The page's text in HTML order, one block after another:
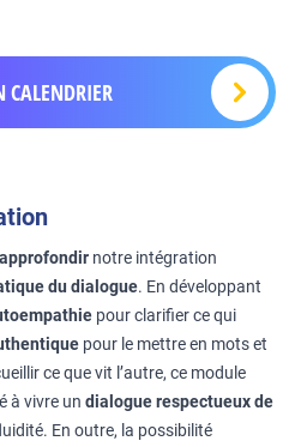
CALENDRIER
approfondir notre intégration
du dialogue. En développant
pour clarifier ce qui
pour le mettre en mots et
ce que vit l’autre, ce module
à vivre un dialogue respectueux de
En outre, la possibilité